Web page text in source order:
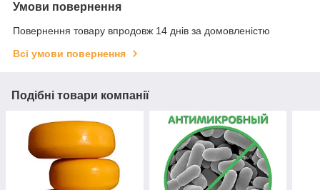
Умови повернення
Повернення товару впродовж 14 днів за домовленістю
Всі умови повернення
Подібні товари компанії